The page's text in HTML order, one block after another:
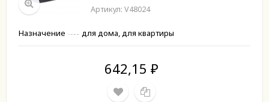
Артикул: V48024
Назначение для дома, для квартиры
642,15 ₽